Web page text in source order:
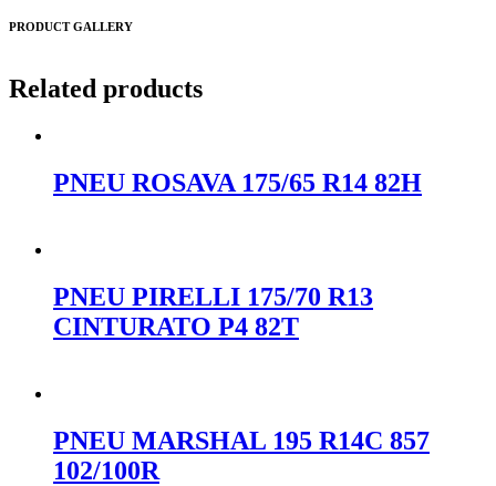
PRODUCT GALLERY
Related products
PNEU ROSAVA 175/65 R14 82H
PNEU PIRELLI 175/70 R13
CINTURATO P4 82T
PNEU MARSHAL 195 R14C 857
102/100R